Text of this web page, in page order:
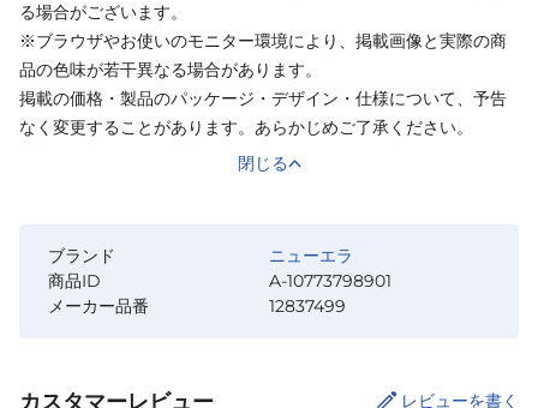
る場合がございます。
※ブラウザやお使いのモニター環境により、掲載画像と実際の商
品の色味が若干異なる場合があります。
掲載の価格・製品のパッケージ・デザイン・仕様について、予告
なく変更することがあります。あらかじめご了承ください。
閉じる
ブランド
ニューエラ
商品ID
A-10773798901
メーカー品番
12837499
カスタマーレビュー レビューを書く